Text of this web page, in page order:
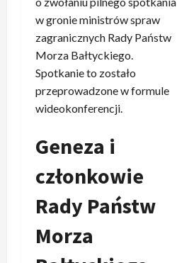
w gronie ministrów spraw
zagranicznych Rady Państw
Morza Bałtyckiego.
Spotkanie to zostało
przeprowadzone w formule
wideokonferencji.
Geneza i
członkowie
Rady Państw
Morza